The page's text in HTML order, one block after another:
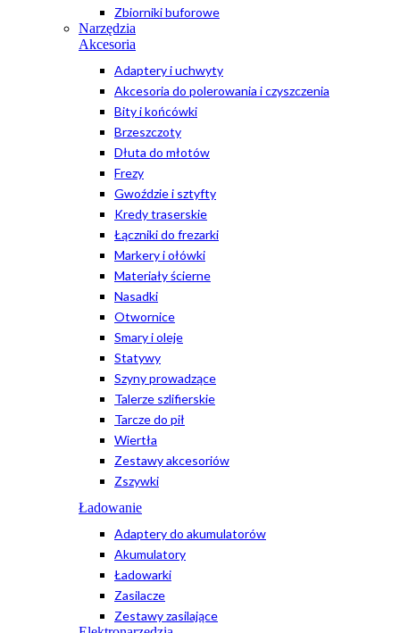
Zbiorniki buforowe
Narzędzia
Akcesoria
Adaptery i uchwyty
Akcesoria do polerowania i czyszczenia
Bity i końcówki
Brzeszczoty
Dłuta do młotów
Frezy
Gwoździe i sztyfty
Kredy traserskie
Łączniki do frezarki
Markery i ołówki
Materiały ścierne
Nasadki
Otwornice
Smary i oleje
Statywy
Szyny prowadzące
Talerze szlifierskie
Tarcze do pił
Wiertła
Zestawy akcesoriów
Zszywki
Ładowanie
Adaptery do akumulatorów
Akumulatory
Ładowarki
Zasilacze
Zestawy zasilające